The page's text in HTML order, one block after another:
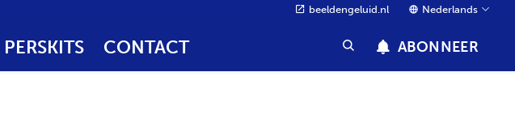
beeldengeluid.nl Nederlands
PERSKITS CONTACT ABONNEER